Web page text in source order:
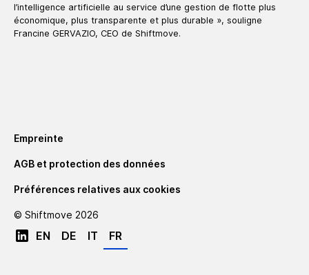
l’intelligence artificielle au service d’une gestion de flotte plus
économique, plus transparente et plus durable », souligne
Francine GERVAZIO, CEO de Shiftmove.
EN DE IT FR
© Shiftmove 2026
Empreinte
AGB et protection des données
Préférences relatives aux cookies